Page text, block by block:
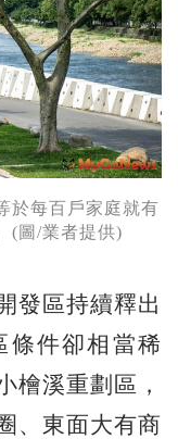
於每百戶家庭就有
(圖/業者提供)
發區持續釋出
條件卻相當稀
檜溪重劃區，
、東面大有商